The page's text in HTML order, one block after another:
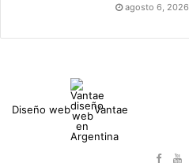
agosto 6, 2026
Diseño web Vantae